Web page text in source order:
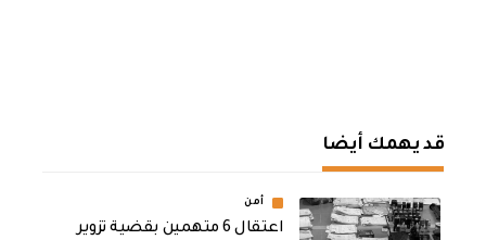
قد يهمك أيضا
أمن
اعتقال 6 متهمين بقضية تزوير